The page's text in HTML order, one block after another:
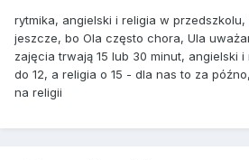
rytmika, angielski i religia w
jeszcze, bo Ola często chora, Ula
zajęcia trwają 15 lub 30 minut, angielski
do 12, a religia o 15 - dla nas to za
na religii